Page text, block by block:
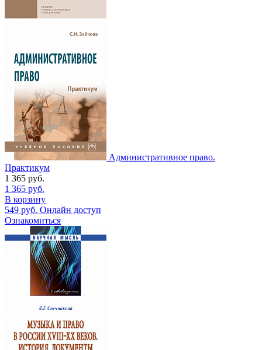
Административное право.
Практикум
1 365 руб.
1 365 руб.
В корзину
549 руб. Онлайн доступ
Ознакомиться